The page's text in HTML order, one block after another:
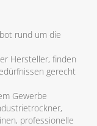
rund um die
Hersteller, finden
gerecht
Gewerbe
professionelle